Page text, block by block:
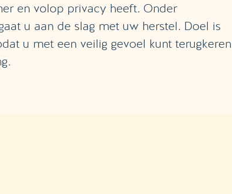
en volop privacy heeft. Onder
u aan de slag met uw herstel. Doel is
u met een veilig gevoel kunt terugkeren